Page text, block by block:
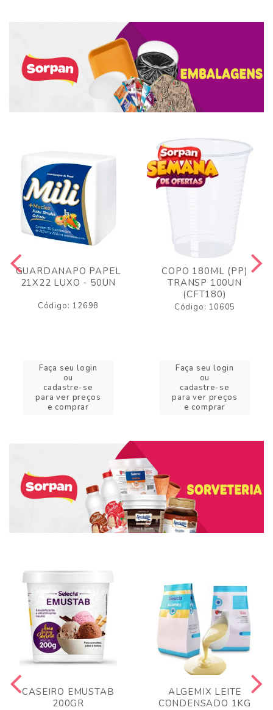
GUARDANAPO PAPEL
21X22 LUXO - 50UN
Código: 12698
Faça seu login
ou
cadastre-se
para ver preços
e comprar
COPO 180ML (PP)
TRANSP 100UN
(CFT180)
Código: 10605
Faça seu login
ou
cadastre-se
para ver preços
e comprar
CASEIRO EMUSTAB
200GR
ALGEMIX LEITE
CONDENSADO 1KG